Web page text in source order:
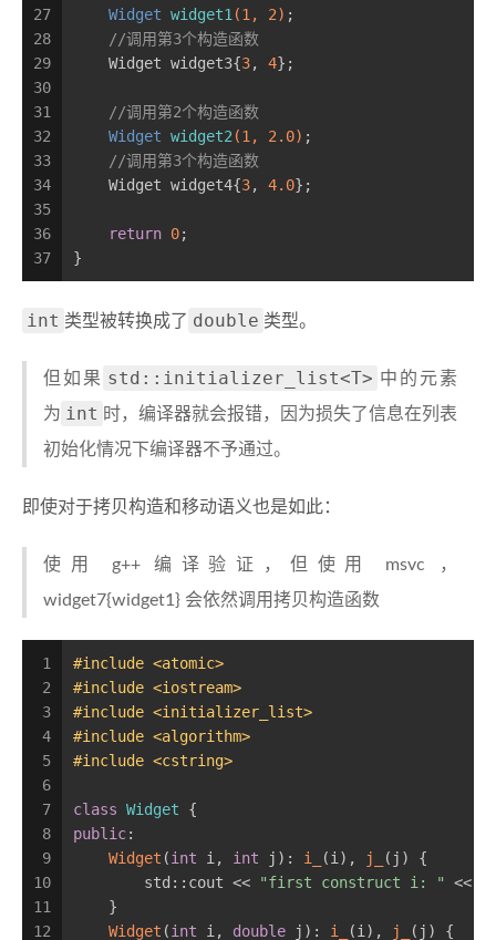
27
28
29
30
31
32
33
34
35
36
37
Widget widget1 (1 , 2) ;
//调用第3个构造函数
    Widget widget3{
3, 4};
//调用第2个构造函数
Widget widget2 (1 , 2.0) ;
//调用第3个构造函数
    Widget widget4{
3, 4.0};
return 0;
}
int 类型被转换成了 double 类型。
但如果 std::initializer_list<T> 中的元素
为 int 时，编译器就会报错，因为损失了信息在列表
初始化情况下编译器不予通过。
即使对于拷贝构造和移动语义也是如此：
使用 g++ 编译验证，但使用 msvc ，
widget7{widget1} 会依然调用拷贝构造函数
1
2
3
4
5
6
7
8
9
10
11
12
#include <atomic>
#include <iostream>
#include <initializer_list>
#include <algorithm>
#include <cstring>
class Widget {
public:
Widget (int i, int j): i_ (i), j_
(j) {
        std::cout <<
"first construct i: "
<<
    }
Widget (int i, double j): i_ (i), j_ (j) {